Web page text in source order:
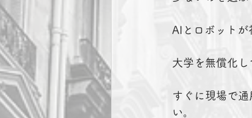
AIとロボット
大学を無償化し
すぐに現場で
い。